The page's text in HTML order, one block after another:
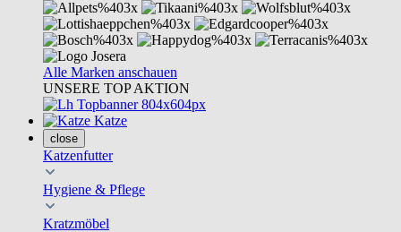
Alle Marken anschauen
UNSERE TOP AKTION
Katze
close
Katzenfutter
Hygiene & Pflege
Kratzmöbel